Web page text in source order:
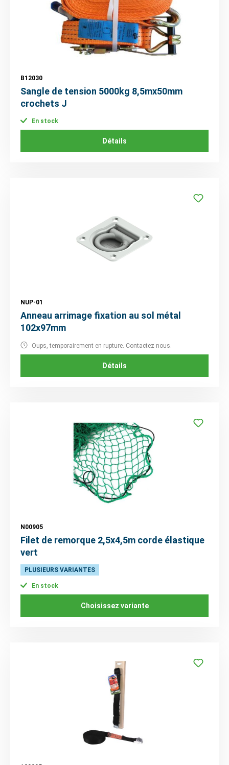
B12030
Sangle de tension 5000kg 8,5mx50mm
crochets J
En stock
Détails
NUP-01
Anneau arrimage fixation au sol métal
102x97mm
Oups, temporairement en rupture. Contactez nous.
Détails
N00905
Filet de remorque 2,5x4,5m corde élastique
vert
PLUSIEURS VARIANTES
En stock
Choisissez variante